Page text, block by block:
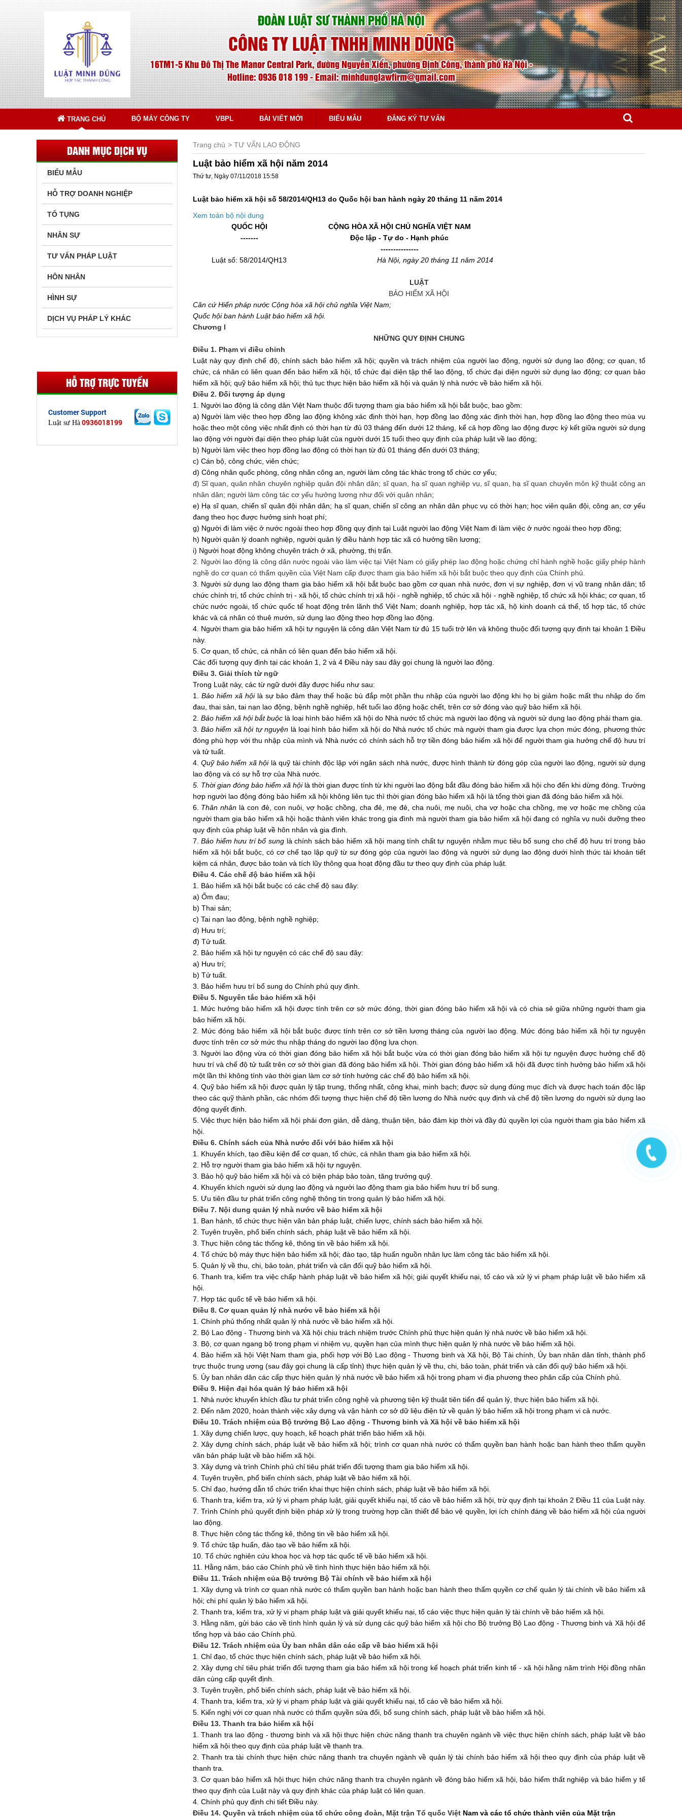
ĐOÀN LUẬT SƯ THÀNH PHỐ HÀ NỘI
CÔNG TY LUẬT TNHH MINH DŨNG
16TM1-5 Khu Đô Thị The Manor Central Park, đường Nguyễn Xiển, phường Định Công, thành phố Hà Nội -
Hotline: 0936 018 199 - Email: minhdunglawfirm@gmail.com
TRANG CHỦ BỘ MÁY CÔNG TY VBPL BÀI VIẾT MỚI BIỂU MẪU ĐĂNG KÝ TƯ VẤN
DANH MỤC DỊCH VỤ
BIỂU MẪU
HỖ TRỢ DOANH NGHIỆP
TỐ TỤNG
NHÂN SỰ
TƯ VẤN PHÁP LUẬT
HÔN NHÂN
HÌNH SỰ
DỊCH VỤ PHÁP LÝ KHÁC
HỖ TRỢ TRỰC TUYẾN
Customer Support
Luật sư Hà 0936018199
Trang chủ TƯ VẤN LAO ĐỘNG
Luật bảo hiểm xã hội năm 2014
Thứ tư, Ngày 07/11/2018 15:58
Luật bảo hiểm xã hội số 58/2014/QH13 do Quốc hội ban hành ngày 20 tháng 11 năm 2014
Xem toàn bộ nội dung
QUỐC HỘI
-------
CỘNG HÒA XÃ HỘI CHỦ NGHĨA VIỆT NAM
Độc lập - Tự do - Hạnh phúc
---------------
Luật số: 58/2014/QH13
Hà Nội, ngày 20 tháng 11 năm 2014
LUẬT
BẢO HIỂM XÃ HỘI
Căn cứ Hiến pháp nước Cộng hòa xã hội chủ nghĩa Việt Nam;
Quốchội ban hành Luật bảo hiểm xã hội.
Chương I
NHỮNG QUY ĐỊNH CHUNG
Điều 1. Phạm vi điều chỉnh
Luật này quy định chế độ, chính sách bảo hiểm xã hội; quyền và trách nhiệm của người lao động, người sử dụng lao động; cơ quan, tổ
chức, cá nhân có liên quan đến bảo hiểm xã hội, tổ chức đại diện tập thể lao động, tổ chức đại diện người sử dụng lao động; cơ quan bảo
hiểm xã hội; quỹ bảo hiểm xã hội; thủ tục thực hiện bảo hiểm xã hội và quản lý nhà nước về bảo hiểm xã hội.
Điều 2. Đối tượng áp dụng
1. Người lao động là công dân Việt Nam thuộc đối tượng tham gia bảo hiểm xã hội bắt buộc, bao gồm:
a) Người làm việc theo hợp đồng lao động không xác định thời hạn, hợp đồng lao động xác định thời hạn, hợp đồng lao động theo mùa vụ
hoặc theo một công việc nhất định có thời hạn từ đủ 03 tháng đến dưới 12 tháng, kể cả hợp đồng lao động được ký kết giữa người sử dụng
lao động với người đại diện theo pháp luật của người dưới 15 tuổi theo quy định của pháp luật vềlao động;
b) Người làm việc theo hợp đồng lao động có thời hạn từ đủ 01 tháng đến dưới 03 tháng;
c) Cán bộ, công chức, viên chức;
d) Công nhân quốc phòng, công nhân công an, người làm công tác khác trong tổ chức cơ yếu;
đ) Sĩ quan, quân nhân chuyên nghiệp quân đội nhân dân; sĩ quan, hạ sĩ quan nghiệp vụ, sĩ quan, hạ sĩ quan chuyên môn kỹ thuật công an
nhân dân; người làm công tác cơ yếu hưởng lương như đối với quân nhân;
e) Hạ sĩ quan, chiến sĩ quân đội nhân dân; hạ sĩ quan, chiến sĩ công an nhân dân phục vụ có thời hạn; học viên quân đội, công an, cơ yếu
đang theo học được hưởng sinh hoạt phí;
g) Người đi làm việc ở nước ngoài theo hợp đồng quy định tại Luật người lao động Việt Nam đi làm việc ở nước ngoài theo hợp đồng;
h) Người quản lý doanh nghiệp, người quản lý điều hành hợp tácxã có hưởng tiền lương;
i) Người hoạt động không chuyên trách ở xã, phường, thị trấn.
2. Người lao động là công dân nước ngoài vào làm việc tại Việt Nam có giấy phép lao động hoặc chứng chỉ hành nghề hoặc giấy phép hành
nghề do cơ quan có thẩm quyền của Việt Nam cấp được tham gia bảo hiểm xã hội bắt buộc theo quy định của Chính phủ.
3. Người sử dụng lao động tham gia bảo hiểm xã hội bắt buộc bao gồm cơ quan nhà nước, đơn vị sự nghiệp, đơn vị vũ trang nhân dân; tổ
chứcchính trị, tổ chức chính trị - xã hội, tổ chức chính trị xã hội - nghề nghiệp, tổ chức xã hội - nghề nghiệp, tổ chứcxã hội khác; cơ quan, tổ
chức nước ngoài, tổ chức quốc tế hoạt động trên lãnh thổ Việt Nam; doanh nghiệp, hợp tác xã, hộ kinh doanh cá thể, tổ hợp tác, tổ chức
khác và cá nhân có thuê mướn, sử dụng lao động theo hợp đồng lao động.
4. Người tham gia bảo hiểm xã hội tự nguyện là công dân Việt Nam từ đủ 15 tuổi trở lên và không thuộc đối tượng quy định tại khoản 1 Điều
này.
5. Cơ quan, tổ chức, cá nhân có liên quan đến bảo hiểm xã hội.
Các đối tượng quy định tại các khoản 1, 2 và 4 Điều này sau đây gọi chung là người lao động.
Điều 3. Giải thích từ ngữ
Trong Luật này, các từ ngữ dưới đây được hiểu như sau:
1. Bảo hiểm xã hộilà sự bảo đảm thay thế hoặc bù đắp một phần thu nhập của người lao động khi họ bị giảm hoặc mất thu nhập do ốm
đau, thai sản, tai nạn lao động, bệnh nghề nghiệp, hết tuổi lao động hoặc chết, trên cơ sở đóng vào quỹ bảo hiểm xã hội.
2. Bảo hiểm xã hội bắt buộclà loại hình bảo hiểm xã hội do Nhà nước tổ chức mà người lao động và người sử dụng lao động phải tham gia.
3. Bảo hiểm xã hội tự nguyện là loại hình bảo hiểm xã hội do Nhà nước tổ chức mà người tham gia được lựa chọn mức đóng, phương thức
đóng phù hợp với thu nhập của mình và Nhà nước có chính sách hỗ trợ tiền đóng bảo hiểm xã hội để người tham gia hưởng chế độ hưu trí
và tử tuất.
4.Quỹ bảo hiểm xã hộilà quỹ tài chính độc lập với ngân sách nhà nước, được hình thành từ đóng góp của người lao động, người sử dụng
lao động và có sự hỗ trợ của Nhà nước.
5. Thời gian đóng bảo hiểm xã hộilà thời gian được tính từ khi người lao động bắt đầu đóng bảo hiểm xã hội cho đến khi dừng đóng.Trường
hợpngười lao động đóng bảo hiểm xã hội không liên tục thì thời gian đóng bảo hiểm xã hội là tổng thời gian đã đóng bảo hiểm xã hội.
6. Thân nhân là con đẻ, con nuôi, vợ hoặc chồng, cha đẻ, mẹ đẻ, cha nuôi, mẹ nuôi, cha vợ hoặc cha chồng, mẹ vợ hoặc mẹ chồng của
người tham gia bảo hiểm xã hội hoặc thành viên khác trong gia đình mà người tham gia bảo hiểm xã hội đang có nghĩa vụ nuôi dưỡng theo
quy định của pháp luật về hôn nhân và gia đình.
7.Bảo hiểm hưu trí bổ sung là chính sách bảo hiểm xã hội mang tính chất tự nguyện nhằm mục tiêu bổ sung cho chế độ hưu trí trong bảo
hiểm xã hội bắt buộc, có cơ chế tạo lập quỹ từ sự đóng góp của người lao động và người sử dụng lao động dưới hình thức tài khoản tiết
kiệm cá nhân, được bảo toàn và tích lũy thông qua hoạt động đầu tư theo quy định của pháp luật.
Điều 4. Các chế độ bảo hiểm xã hội
1. Bảo hiểm xã hội bắt buộc có các chế độ sau đây:
a) Ốm đau;
b) Thai sản;
c) Tai nạn lao động, bệnh nghề nghiệp;
d) Hưu trí;
đ) Tử tuất.
2. Bảo hiểm xã hội tự nguyện có các chế độ sau đây:
a) Hưu trí;
b) Tử tuất.
3. Bảo hiểm hưu trí bổ sung do Chính phủ quy định.
Điều 5. Nguyên tắc bảo hiểm xã hội
1. Mức hưởng bảo hiểm xã hội được tính trên cơ sở mức đóng, thời gian đóng bảo hiểm xã hội và có chia sẻ giữa những người tham gia
bảo hiểm xã hội.
2. Mức đóng bảo hiểm xã hội bắt buộc được tính trên cơ sở tiền lương tháng của người lao động. Mức đóng bảo hiểm xã hội tự nguyện
được tính trên cơ sở mức thu nhập tháng do người lao động lựa chọn.
3. Người lao động vừa có thời gian đóng bảo hiểm xã hội bắt buộc vừa có thời gian đóng bảo hiểm xã hội tự nguyện được hưởng chế độ
hưu trí và chế độ tử tuất trên cơ sở thời gian đã đóng bảo hiểm xã hội. Thời gian đóng bảo hiểm xã hội đã được tính hưởng bảo hiểm xã hội
một lần thì không tính vào thời gian làm cơ sở tính hưởng các chế độ bảo hiểm xã hội.
4. Quỹ bảo hiểm xã hội được quản lý tập trung, thống nhất, công khai, minh bạch; được sử dụng đúng mục đích và được hạch toán độc lập
theo các quỹ thành phần, các nhóm đối tượng thực hiện chế độ tiền lương do Nhà nước quy định và chế độ tiền lương do người sử dụng lao
động quyết định.
5. Việc thực hiện bảo hiểm xã hội phải đơn giản, dễ dàng, thuận tiện, bảo đảm kịp thời và đầy đủ quyền lợi của người tham gia bảo hiểm xã
hội.
Điều 6. Chính sách của Nhà nước đối với bảo hiểm xã hội
1. Khuyến khích, tạo điều kiện để cơ quan, tổ chức, cá nhân tham gia bảo hiểm xã hội.
2. Hỗ trợ người tham gia bảo hiểm xã hội tự nguyện.
3. Bảo hộ quỹ bảo hiểm xã hội và có biện pháp bảo toàn, tăng trưởng quỹ.
4. Khuyến khích người sử dụng lao động và người lao động tham gia bảo hiểm hưu trí bổ sung
5. Ưu tiên đầu tư phát triển công nghệ thông tin trong quản lý bảo hiểm xã hội.
Điều 7. Nội dung quản lý nhà nước về bảo hiểm xã hội
1. Ban hành, tổ chức thực hiện văn bản pháp luật, chiến lược, chính sách bảo hiểm xã hội.
2. Tuyên truyền, phổ biến chính sách, pháp luật về bảo hiểm xã hội.
3. Thực hiện công tác thống kê, thông tin về bảo hiểm xã hội.
4. Tổ chức bộ máy thực hiện bảo hiểm xã hội; đào tạo, tập huấn nguồn nhân lực làm công tác bảo hiểm xã hội.
5. Quản lý về thu, chi, bảo toàn, phát triển và cân đối quỹ bảo hiểm xã hội.
6. Thanh tra, kiểm tra việc chấp hành pháp luật về bảo hiểm xã hội; giải quyết khiếu nại, tố cáo và xử lý vi phạm pháp luật về bảo hiểm xã
hội.
7. Hợp tácquốc tế về bảo hiểm xã hội.
Điều 8. Cơ quan quản lý nhà nước về bảo hiểm xã hội
1. Chính phủ thống nhất quản lý nhà nước về bảo hiểm xã hội.
2. Bộ Lao động - Thương binh và Xã hội chịu trách nhiệm trước Chính phủ thực hiện quản lý nhà nước về bảo hiểm xã hội.
3. Bộ, cơ quan ngang bộ trong phạm vi nhiệm vụ, quyền hạn của mình thực hiện quản lý nhà nước về bảo hiểm xã hội.
4. Bảo hiểm xã hội Việt Nam tham gia, phối hợp với Bộ Lao động - Thương binh và Xã hội, Bộ Tài chính, Ủy ban nhân dân tỉnh, thành phố
trực thuộc trung ương (sau đây gọi chung là cấp tỉnh) thực hiện quản lý về thu, chi, bảo toàn, phát triển và cân đối quỹ bảo hiểm xã hội.
5. Ủy ban nhân dân các cấp thực hiện quản lý nhà nước về bảo hiểm xã hội trong phạm vi địa phương theo phân cấp của Chính phủ.
Điều 9. Hiện đại hóa quản lý bảo hiểm xã hội
1. Nhà nước khuyến khích đầu tư phát triển công nghệ và phương tiện kỹ thuật tiên tiến để quản lý, thực hiện bảo hiểm xã hội.
2. Đến năm 2020, hoàn thành việc xây dựng và vận hành cơ sở dữ liệu điện tử vềquản lý bảo hiểm xã hội trong phạm vi cả nước.
Điều 10. Trách nhiệm của Bộ trưởng Bộ Lao động - Thương binh và Xã hội về bảo hiểm xã hội
1. Xây dựng chiến lược, quy hoạch, kế hoạch phát triển bảo hiểm xã hội.
2. Xây dựng chính sách, pháp luật về bảo hiểm xã hội; trình cơ quan nhà nước có thẩm quyền ban hành hoặc ban hành theo thẩm quyền
văn bản pháp luật về bảo hiểm xã hội.
3. Xây dựng và trình Chính phủ chỉ tiêu phát triển đối tượng tham gia bảo hiểm xã hội.
4. Tuyên truyền, phổ biến chính sách, pháp luật về bảo hiểm xã hội.
5. Chỉ đạo, hướng dẫn tổ chức triển khaithực hiện chính sách, pháp luật về bảo hiểm xã hội.
6. Thanh tra, kiểm tra, xử lý vi phạm pháp luật, giải quyết khiếu nại, tố cáo về bảo hiểm xã hội, trừ quy định tại khoản 2 Điều 11 của Luật này.
7. Trình Chính phủ quyết định biện pháp xử lý trong trường hợp cần thiết để bảo vệ quyền, lợi ích chính đáng về bảo hiểm xã hội của người
lao động.
8. Thực hiện công tác thống kê, thông tin về bảo hiểm xã hội.
9. Tổ chức tập huấn, đào tạo về bảo hiểm xã hội.
10. Tổ chức nghiên cứu khoa học và hợp tác quốc tế về bảo hiểm xã hội.
11. Hằng năm, báo cáo Chính phủ về tình hình thực hiện bảo hiểm xã hội.
Điều 11. Trách nhiệm của Bộ trưởng Bộ Tài chính về bảo hiểm xã hội
1. Xây dựng và trình cơ quan nhà nước có thẩm quyền ban hành hoặc ban hành theo thẩm quyền cơ chế quản lý tài chính về bảo hiểm xã
hội; chi phí quản lý bảo hiểm xã hội.
2. Thanh tra, kiểm tra, xử lý vi phạm pháp luật và giải quyết khiếu nại, tố cáo việc thực hiện quản lý tài chính về bảo hiểm xã hội.
3. Hằng năm, gửi báo cáo về tình hình quản lý và sử dụng các quỹ bảo hiểm xã hội cho Bộ trưởng Bộ Lao động - Thương binh và Xã hội để
tổng hợpvà báo cáo Chính phủ.
Điều 12. Trách nhiệm của Ủy ban nhân dân các cấp về bảo hiểm xã hội
1. Chỉ đạo, tổ chức thực hiện chính sách, pháp luật về bảo hiểm xã hội.
2. Xây dựng chỉ tiêu phát triển đối tượng tham gia bảo hiểm xã hội trong kế hoạch phát triển kinh tế - xã hội hằng năm trình Hội đồng nhân
dân cùng cấp quyết định.
3. Tuyên truyền, phổ biến chính sách, pháp luật về bảo hiểm xã hội.
4. Thanh tra, kiểm tra, xử lý vi phạm pháp luật và giải quyết khiếu nại, tố cáo về bảo hiểm xã hội.
5. Kiến nghị với cơ quan nhà nước có thẩm quyền sửa đổi, bổ sung chính sách, pháp luật về bảo hiểm xã hội.
Điều 13. Thanh tra bảo hiểm xã hội
1. Thanh tra lao động - thương binh và xã hội thực hiện chức năng thanh tra chuyên ngành về việc thực hiện chính sách, pháp luật về bảo
hiểm xã hội theo quy định của pháp luật về thanh tra.
2. Thanh tra tài chính thực hiện chức năng thanh tra chuyên ngành về quản lý tài chính bảo hiểm xã hội theo quy định của pháp luật về
thanh tra.
3. Cơ quan bảo hiểm xã hội thực hiện chức năng thanh tra chuyên ngành về đóng bảo hiểm xã hội, bảo hiểm thất nghiệp và bảo hiểm y tế
theo quy định của Luật này và quy định khác của pháp luật có liên quan.
4. Chính phủ quy định chi tiết Điều này.
Điều 14. Quyền và trách nhiệm của tổ chức công đoàn, Mặt trận Tổ quốc Việt Nam và các tổ chức thành viên của Mặt trận